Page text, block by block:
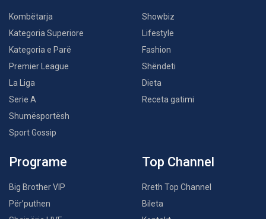
Kombëtarja
Kategoria Superiore
Kategoria e Parë
Premier League
La Liga
Serie A
Shumësportësh
Sport Gossip
Showbiz
Lifestyle
Fashion
Shëndeti
Dieta
Receta gatimi
Programe
Big Brother VIP
Për’puthen
Top Channel
Rreth Top Channel
Bileta